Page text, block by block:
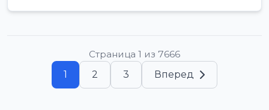
Страница 1 из 7666
1
2 3 Вперед